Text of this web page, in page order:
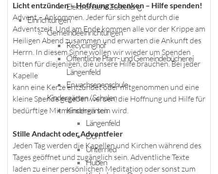
Elektronische Zustellung
Einrichtungen
Gemeindeeinrichtungen
Recyclinghof
Öffentliche Pfarr- und Gemeindebücherei
Längenfeld
Erwachsenenschule
Kindergärten / Schulen
Kindergärten
Längenfeld
Dorf
Unterried
Huben
Licht entzünden – Hoffnung schenken – Hilfe spenden!
Advent – Ankommen. Jeder für sich geht durch die
Adventszeit. Und am Ende kommen alle vor der Krippe am
Heiligen Abend zusammen und erwarten die Ankunft des
Herrn. In diesem Sinne wollen wir wieder um Spenden
bitten für diejenigen, die unsere Hilfe brauchen. Bei jeder
Kapelle
kann eine Kerze entzündet oder mitgenommen und eine
kleine Spende gegeben werden, die Hoffnung und Hilfe für
bedürftige Mitmenschen sein wird.
Stille Andacht oder Adventfeier
Jeden Tag werden die Kapellen und Kirchen während des
Tages geöffnet und zugänglich sein. Adventliche Texte
laden zu einer persönlichen Meditation oder sonst zum